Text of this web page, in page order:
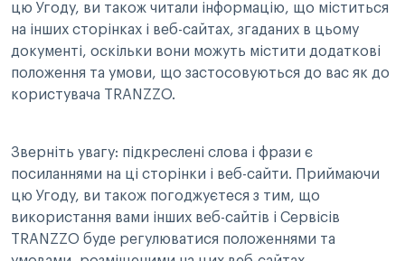
цю Угоду, ви також читали інформацію, що міститься
на інших сторінках і веб-сайтах, згаданих в цьому
документі, оскільки вони можуть містити додаткові
положення та умови, що застосовуються до вас як до
користувача TRANZZO.
Зверніть увагу: підкреслені слова і фрази є
посиланнями на ці сторінки і веб-сайти. Приймаючи
цю Угоду, ви також погоджуєтеся з тим, що
використання вами інших веб-сайтів і Сервісів
TRANZZO буде регулюватися положеннями та